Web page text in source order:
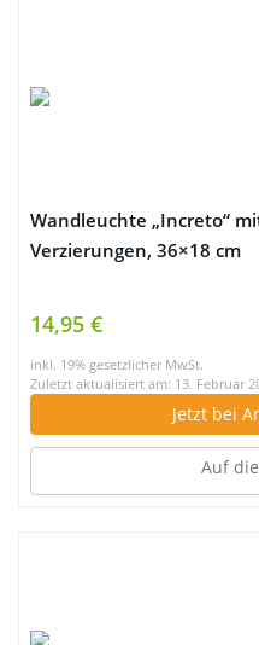
Wandleuchte „Increto“
Verzierungen, 36×18 cm
14,95 €
inkl. 19% gesetzlicher MwSt.
Zuletzt aktualisiert am: 13. Februar
Jetzt bei
Auf